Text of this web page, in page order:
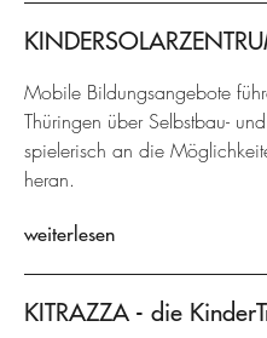
Mobile Bildungsangebote
Thüringen über Selbstbau-
spielerisch an die
heran.
weiterlesen
KITRAZZA - die